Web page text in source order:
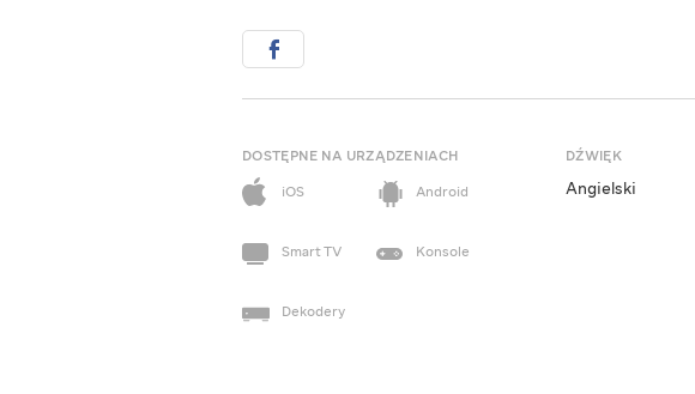
DOSTĘPNE NA URZĄDZENIACH
iOS
Android
Smart TV Konsole
Dekodery
DŹWIĘK
Angielski